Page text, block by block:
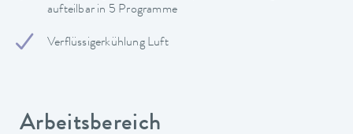
aufteilbar in 5 Programme
Verflüssigerkühlung Luft
Arbeitsbereich